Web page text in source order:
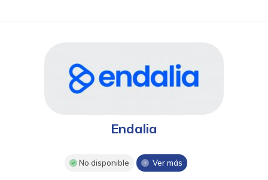
Endalia
No disponible Ver más